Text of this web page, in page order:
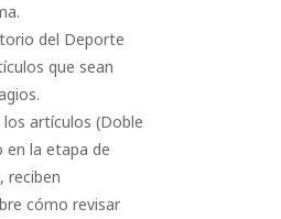
del Deporte
que sean
artículos (Doble
en la etapa de
reciben
cómo revisar